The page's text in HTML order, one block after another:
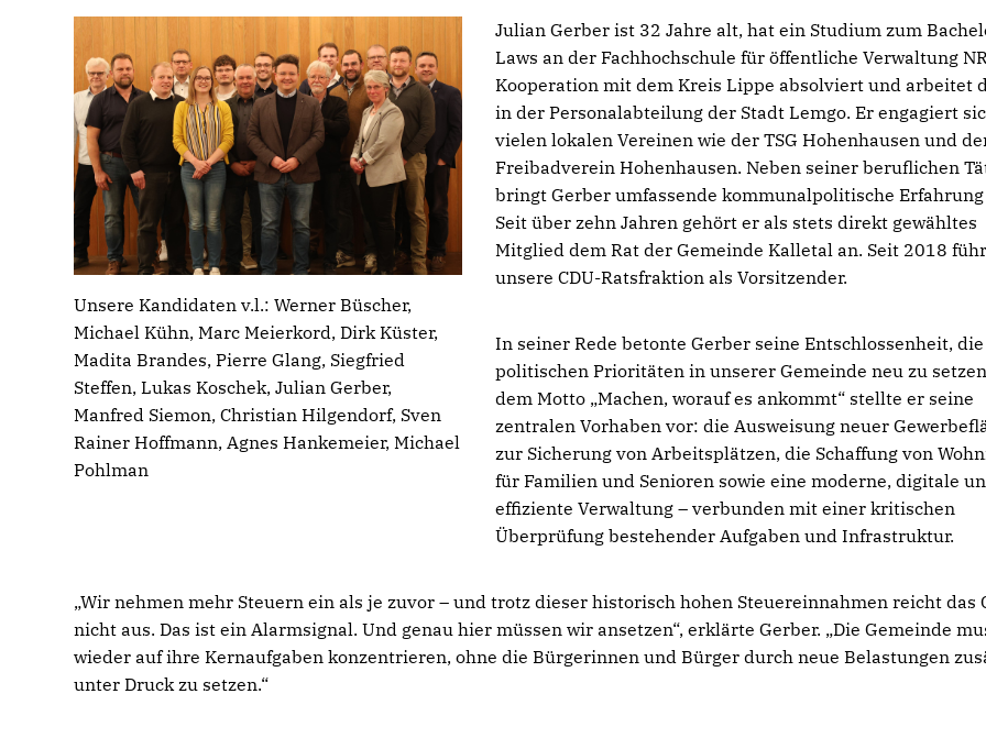
Unsere Kandidaten v.l.: Werner Büscher,
Michael Kühn, Marc Meierkord, Dirk Küster,
Madita Brandes, Pierre Glang, Siegfried
Steffen, Lukas Koschek, Julian Gerber,
Manfred Siemon, Christian Hilgendorf, Sven
Rainer Hoffmann, Agnes Hankemeier, Michael
Pohlman
Julian Gerber ist 32 Jahre alt, hat ein Studium zum
Laws an der Fachhochschule für öffentliche Verwaltung
Kooperation mit dem Kreis Lippe absolviert und arbeitet
in der Personalabteilung der Stadt Lemgo. Er engagiert
vielen lokalen Vereinen wie der TSG Hohenhausen und
Freibadverein Hohenhausen. Neben seiner beruflichen
bringt Gerber umfassende kommunalpolitische
Seit über zehn Jahren gehört er als stets direkt gewähltes
Mitglied dem Rat der Gemeinde Kalletal an. Seit 2018
unsere CDU-Ratsfraktion als Vorsitzender.
In seiner Rede betonte Gerber seine Entschlossenheit, die
politischen Prioritäten in unserer Gemeinde neu zu
dem Motto „Machen, worauf es ankommt“ stellte er seine
zentralen Vorhaben vor: die Ausweisung neuer
zur Sicherung von Arbeitsplätzen, die Schaffung von
für Familien und Senioren sowie eine moderne, digitale
effiziente Verwaltung – verbunden mit einer kritischen
Überprüfung bestehender Aufgaben und Infrastruktur.
Wir nehmen mehr Steuern ein als je zuvor – und trotz dieser historisch hohen Steuereinnahmen reicht das
nicht aus. Das ist ein Alarmsignal. Und genau hier müssen wir ansetzen“, erklärte Gerber. „Die Gemeinde
wieder auf ihre Kernaufgaben konzentrieren, ohne die Bürgerinnen und Bürger durch neue Belastungen
unter Druck zu setzen.“